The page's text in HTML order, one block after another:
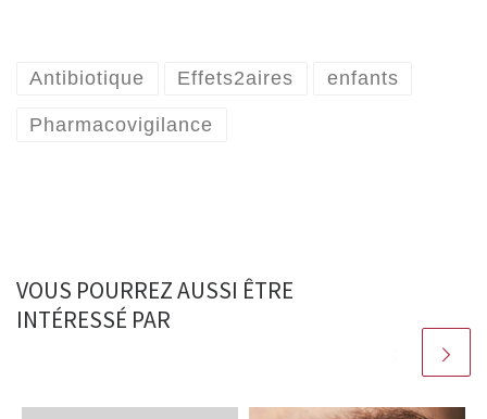
Antibiotique Effets2aires enfants
Pharmacovigilance
VOUS POURREZ AUSSI ÊTRE
INTÉRESSÉ PAR